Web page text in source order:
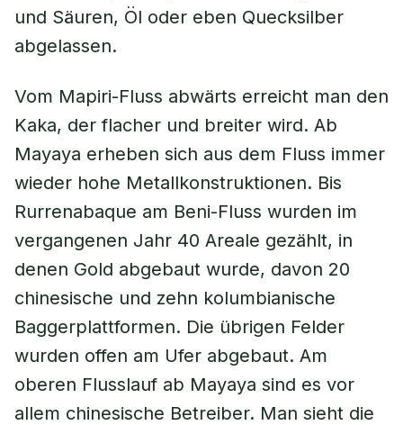
und Säuren, Öl oder eben Quecksilber
abgelassen.
Vom Mapiri-Fluss abwärts erreicht man den
Kaka, der flacher und breiter wird. Ab
Mayaya erheben sich aus dem Fluss immer
wieder hohe Metallkonstruktionen. Bis
Rurrenabaque am Beni-Fluss wurden im
vergangenen Jahr 40 Areale gezählt, in
denen Gold abgebaut wurde, davon 20
chinesische und zehn kolumbianische
Baggerplattformen. Die übrigen Felder
wurden offen am Ufer abgebaut. Am
oberen Flusslauf ab Mayaya sind es vor
allem chinesische Betreiber. Man sieht die